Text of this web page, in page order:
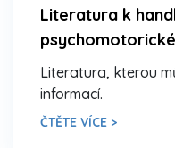
Literatura k
Literatura, kterou
informací.
ČTĚTE VÍCE >